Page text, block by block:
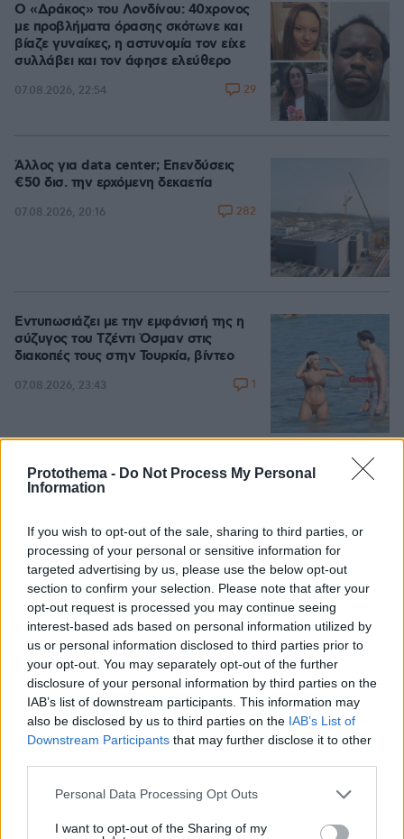
Protothema - Do Not Process My Personal
Information
If you wish to opt-out of the sale, sharing to third parties, or
processing of your personal or sensitive information for
targeted advertising by us, please use the below opt-out
section to confirm your selection. Please note that after your
opt-out request is processed you may continue seeing
interest-based ads based on personal information utilized by
us or personal information disclosed to third parties prior to
your opt-out. You may separately opt-out of the further
disclosure of your personal information by third parties on the
IAB’s list of downstream participants. This information may
also be disclosed by us to third parties on the IAB’s List of
Downstream Participants that may further disclose it to other
Please note that this website/app uses one or more Google
not limited to your visit or usage behaviour. You may click to
Personal Data Processing Opt Outs
I want to opt-out of the Sharing of my
Ο «Δράκος» του Λονδίνου: 40χρονος
με προβλήματα όρασης σκότωνε και
βίαζε γυναίκες, η αστυνομία τον είχε
συλλάβει και τον άφησε ελεύθερο
07.08.2026, 22:54 29
Άλλος για data center; Επενδύσεις
€50 δισ. την ερχόμενη δεκαετία
07.08.2026, 20:16 282
Εντυπωσιάζει με την εμφάνισή της η
σύζυγος του Τζέντι Όσμαν στις
διακοπές τους στην Τουρκία, βίντεο
07.08.2026, 23:43 1
«Πόλεμος» Σάντσεθ - Μελόνι λόγω
της Θέουτα: Η Ισπανία επιβάλλει και
και πλοία από Ιταλία
07.08.2026, 23:19 20
Νέες καταγγελίες στην Ελπίδα για τη
Δημοκρατία: Γρατσία, Γαλανός,
Καρυστιανού και αυλικοί το
μετέτρεψαν σε φοβικό αρχηγικό
κόμμα
Games